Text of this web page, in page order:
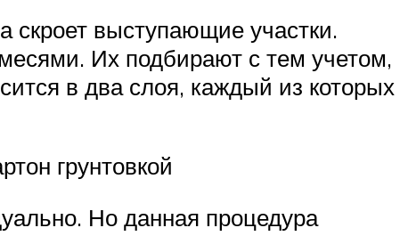
скроет выступающие участки.
Их подбирают с тем учетом,
в два слоя, каждый из которых
грунтовкой
Но данная процедура